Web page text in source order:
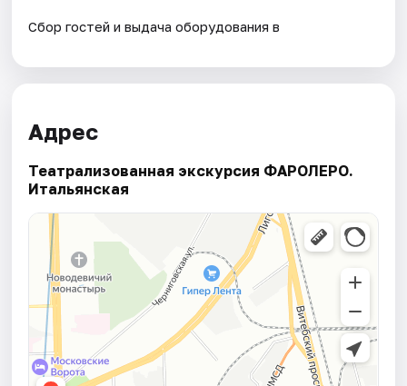
Сбор гостей и выдача оборудования в
Адрес
Театрализованная экскурсия ФАРОЛЕРО.
Итальянская